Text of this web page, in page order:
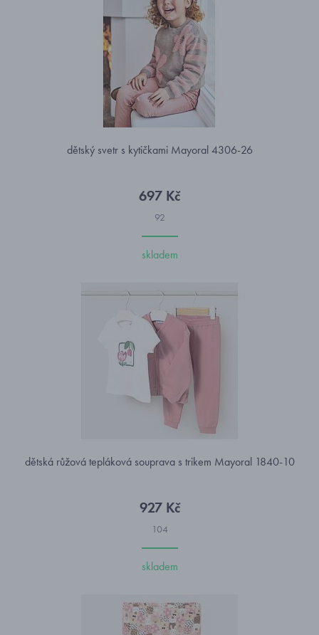
dětský svetr s kytičkami Mayoral 4306-26
697 Kč
92
skladem
dětská růžová tepláková souprava s trikem Mayoral 1840-10
927 Kč
104
skladem